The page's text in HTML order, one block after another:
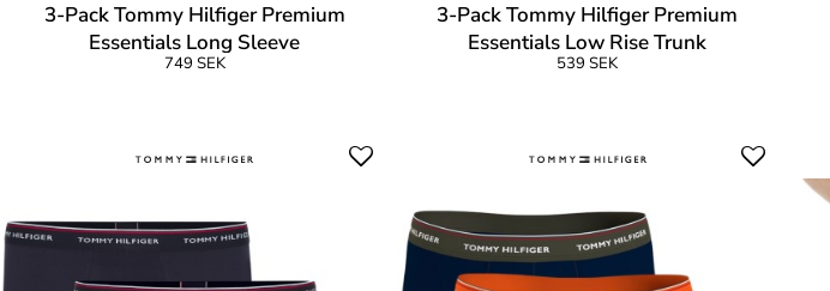
3-Pack Tommy Hilfiger Premium
Essentials Long Sleeve
749 SEK
3-Pack Tommy Hilfiger Premium
Essentials Low Rise Trunk
539 SEK